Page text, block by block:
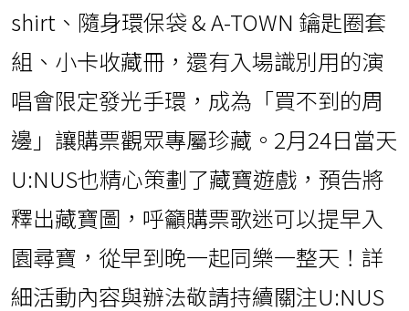
shirt、隨身環保袋 & A-TOWN 鑰匙圈套
組、小卡收藏冊，還有入場識別用的演
唱會限定發光手環，成為「買不到的周
邊」讓購票觀眾專屬珍藏。2月24日當天
U:NUS也精心策劃了藏寶遊戲，預告將
釋出藏寶圖，呼籲購票歌迷可以提早入
園尋寶，從早到晚一起同樂一整天！詳
細活動內容與辦法敬請持續關注U:NUS